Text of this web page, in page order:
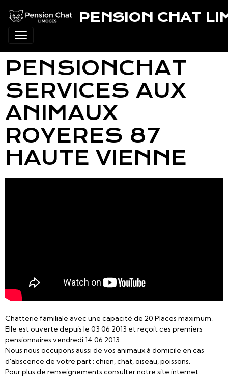
PENSION CHAT
PENSIONCHAT
SERVICES AUX
ANIMAUX
ROYERES 87
HAUTE VIENNE
Chatterie familiale avec une capacité de 20 Places maximum.
Elle est ouverte depuis le 03 06 2013 et reçoit ces premiers
pensionnaires vendredi 14 06 2013
Nous nous occupons aussi de vos animaux à domicile en cas
d'abscence de votre part : chien, chat, oiseau, poissons.
Pour plus de renseignements consulter notre site internet